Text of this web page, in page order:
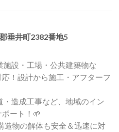
垂井町2382番地5
施設・工場・公共建築物な
！設計から施工・アフターフ
・造成工事など、地域のイン
ート！🌱
造物の解体も安全＆迅速に対